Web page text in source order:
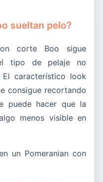
sueltan pelo?
corte Boo sigue
tipo de pelaje no
característico look
consigue recortando
puede hacer que la
menos visible en
un Pomeranian con